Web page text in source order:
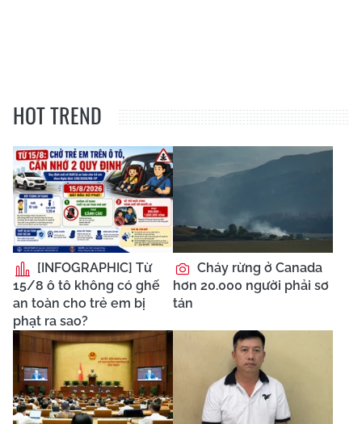
HOT TREND
[INFOGRAPHIC] Từ
15/8 ô tô không có ghế
an toàn cho trẻ em bị
phạt ra sao?
Cháy rừng ở Canada
hơn 20.000 người phải sơ
tán